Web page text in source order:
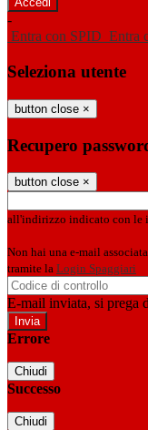
-
Entra con SPID Entra
Seleziona utente
button close ×
Recupero
button close ×
all'indirizzo indicato con le
Non hai una e-mail
tramite la Login Spaggiari
E-mail inviata, si prega
Errore
Chiudi
Successo
Chiudi